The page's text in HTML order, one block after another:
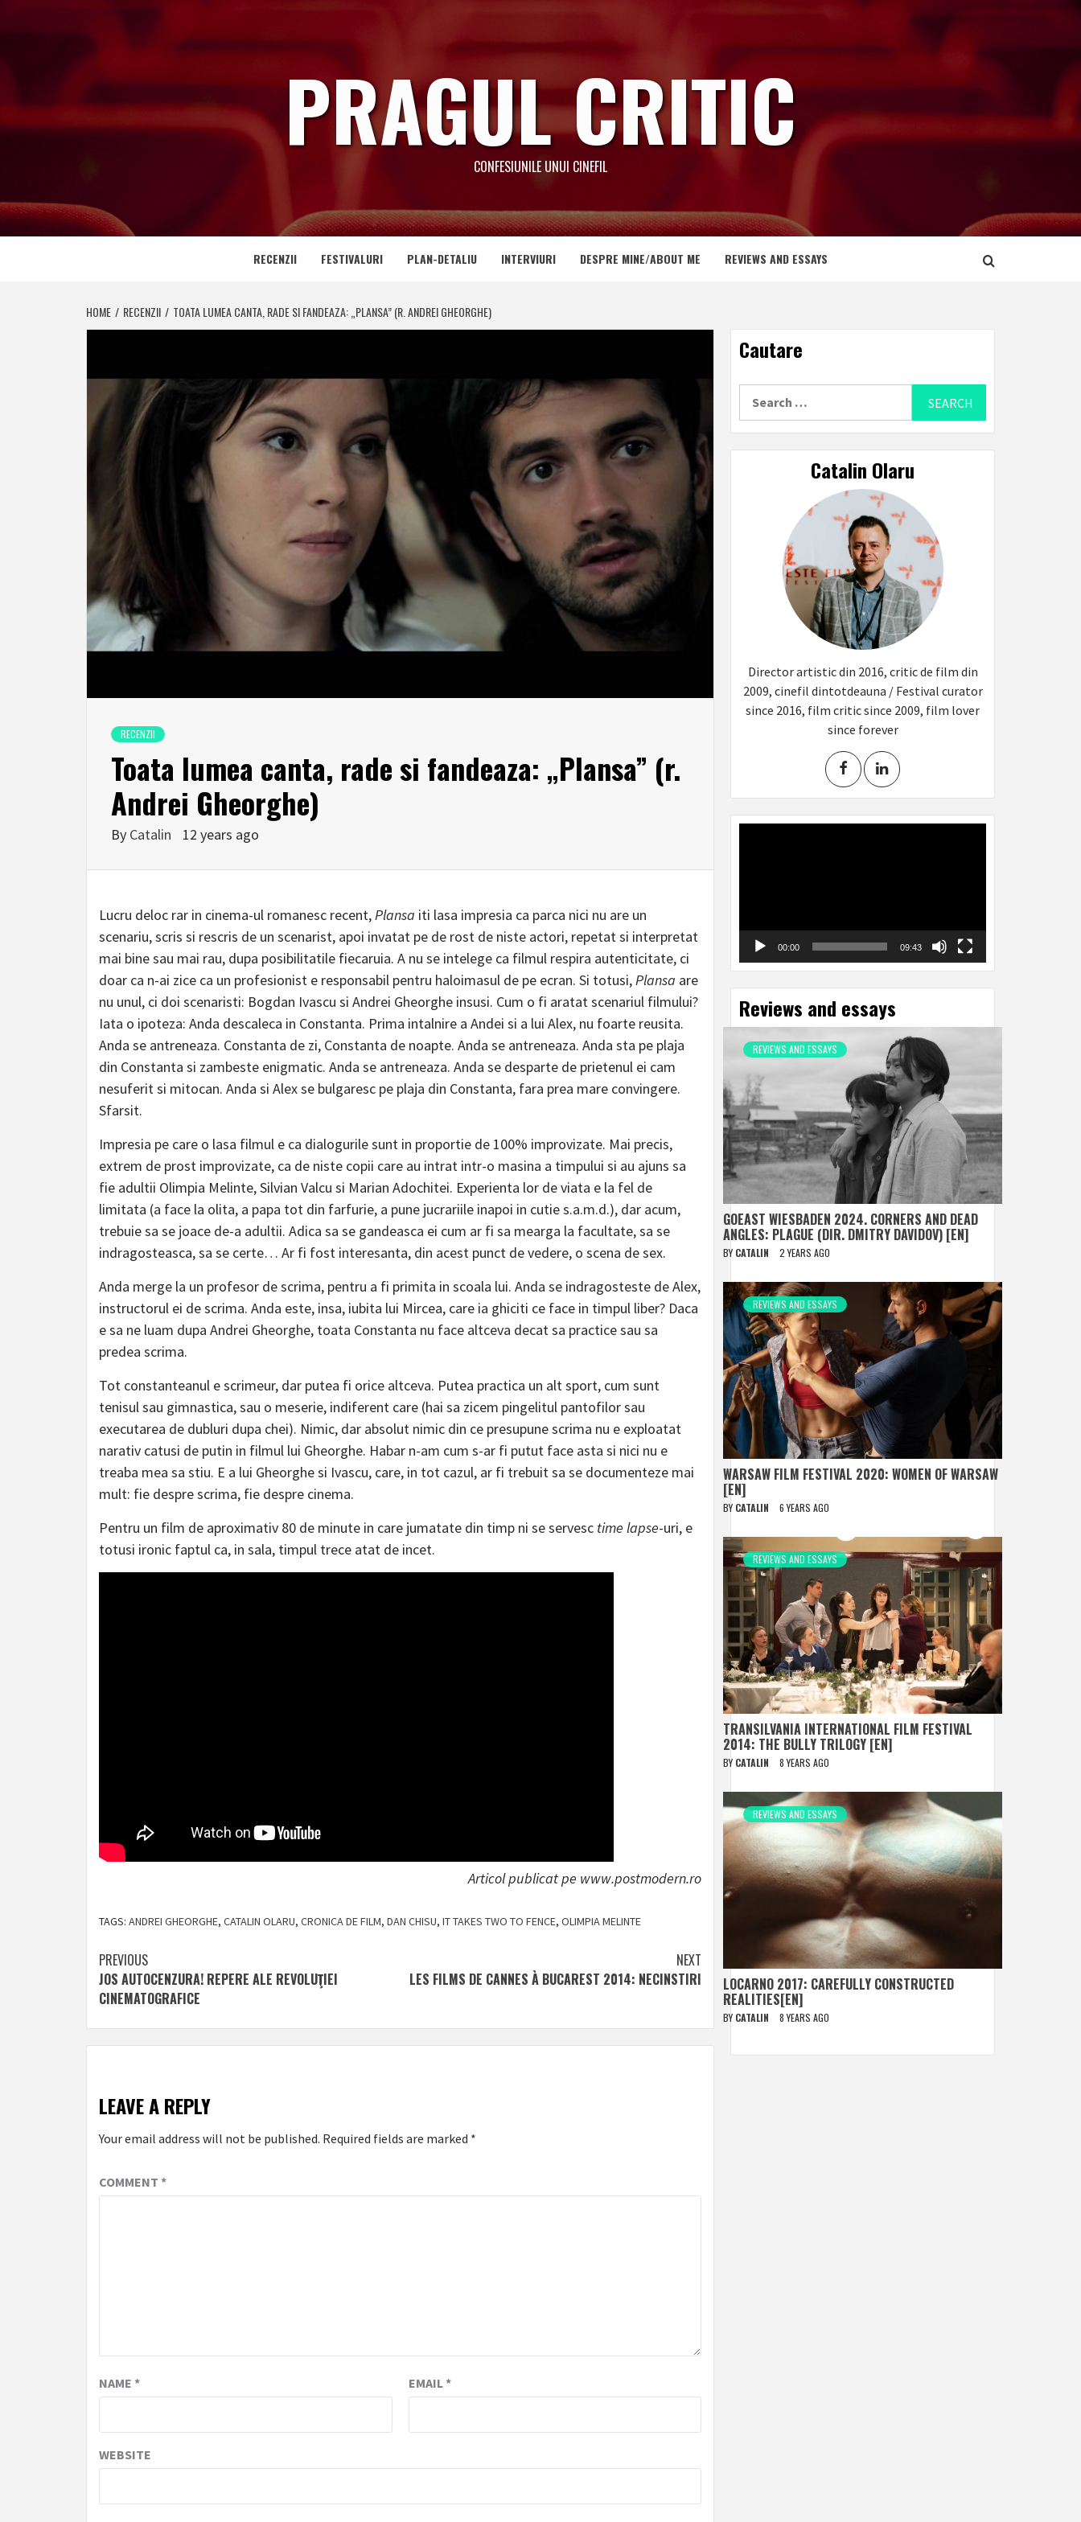
PRAGUL CRITIC
CONFESIUNILE UNUI CINEFIL
RECENZII FESTIVALURI PLAN-DETALIU INTERVIURI DESPRE MINE/ABOUT ME REVIEWS AND ESSAYS
HOME RECENZII TOATA LUMEA CANTA, RADE SI FANDEAZA: „PLANSA” (R. ANDREI GHEORGHE)
RECENZII
Toata lumea canta, rade si fandeaza: „Plansa” (r.
Andrei Gheorghe)
By Catalin 12 years ago
Lucru deloc rar in cinema-ul romanesc recent,Plansa iti lasa impresia ca parca nici nu are un
scenariu, scris si rescris de un scenarist, apoi invatat pe de rost de niste actori, repetat si interpretat
mai bine sau mai rau, dupa posibilitatile fiecaruia. A nu se intelege ca filmul respira autenticitate, ci
doar ca n-ai zice ca un profesionist e responsabil pentru haloimasul de pe ecran. Si totusi,Plansa are
nu unul, ci doi scenaristi: Bogdan Ivascu si Andrei Gheorghe insusi. Cum o fi aratat scenariul filmului?
Iata o ipoteza: Anda descaleca in Constanta. Prima intalnire a Andei si a lui Alex, nu foarte reusita.
Anda se antreneaza. Constanta de zi, Constanta de noapte. Anda se antreneaza. Anda sta pe plaja
din Constanta si zambeste enigmatic. Anda se antreneaza. Anda se desparte de prietenul ei cam
nesuferit si mitocan. Anda si Alex se bulgaresc pe plaja din Constanta, fara prea mare convingere.
Sfarsit.
Impresia pe care o lasa filmul e ca dialogurile sunt in proportie de 100% improvizate. Mai precis,
extrem de prost improvizate, ca de niste copii care au intrat intr-o masina a timpului si au ajuns sa
fie adultii Olimpia Melinte, Silvian Valcu si Marian Adochitei. Experienta lor de viata e la fel de
limitata (a face la olita, a papa tot din farfurie, a pune jucrariile inapoi in cutie s.a.m.d.), dar acum,
trebuie sa se joace de-a adultii. Adica sa se gandeasca ei cum ar fi sa mearga la facultate, sa se
indragosteasca, sa se certe… Ar fi fost interesanta, din acest punct de vedere, o scena de sex.
Anda merge la un profesor de scrima, pentru a fi primita in scoala lui. Anda se indragosteste de Alex,
instructorul ei de scrima. Anda este, insa, iubita lui Mircea, care ia ghiciti ce face in timpul liber? Daca
e sa ne luam dupa Andrei Gheorghe, toata Constanta nu face altceva decat sa practice sau sa
predea scrima.
Tot constanteanul e scrimeur, dar putea fi orice altceva. Putea practica un alt sport, cum sunt
tenisul sau gimnastica, sau o meserie, indiferent care (hai sa zicem pingelitul pantofilor sau
executarea de dubluri dupa chei). Nimic, dar absolut nimic din ce presupune scrima nu e exploatat
narativ catusi de putin in filmul lui Gheorghe. Habar n-am cum s-ar fi putut face asta si nici nu e
treaba mea sa stiu. E a lui Gheorghe si Ivascu, care, in tot cazul, ar fi trebuit sa se documenteze mai
mult: fie despre scrima, fie despre cinema.
Pentru un film de aproximativ 80 de minute in care jumatate din timp ni se servesc time lapse-uri, e
totusi ironic faptul ca, in sala, timpul trece atat de incet.
Articol publicat pe www.postmodern.ro
TAGS: ANDREI GHEORGHE, CATALIN OLARU, CRONICA DE FILM, DAN CHISU, IT TAKES TWO TO FENCE, OLIMPIA MELINTE
Post
navigation
PREVIOUS
JOS AUTOCENZURA! REPERE ALE REVOLUŢIEI
CINEMATOGRAFICE
NEXT
LES FILMS DE CANNES À BUCAREST 2014: NECINSTIRI
LEAVE A REPLY
Your email address will not be published. Required fields are marked *
COMMENT *
NAME * EMAIL*
WEBSITE
Cautare
Catalin Olaru
Director artistic din 2016, critic de film din
2009, cinefil dintotdeauna / Festival curator
since 2016, film critic since 2009, film lover
since forever
00:00 09:43
Reviews and essays
REVIEWS AND ESSAYS
GOEAST WIESBADEN 2024. CORNERS AND DEAD
ANGLES: PLAGUE (DIR. DMITRY DAVIDOV) [EN]
BY CATALIN 2 YEARS AGO
REVIEWS AND ESSAYS
WARSAW FILM FESTIVAL 2020: WOMEN OF WARSAW
[EN]
BY CATALIN 6 YEARS AGO
REVIEWS AND ESSAYS
TRANSILVANIA INTERNATIONAL FILM FESTIVAL
2014: THE BULLY TRILOGY [EN]
BY CATALIN 8 YEARS AGO
REVIEWS AND ESSAYS
LOCARNO 2017: CAREFULLY CONSTRUCTED
REALITIES[EN]
BY CATALIN 8 YEARS AGO